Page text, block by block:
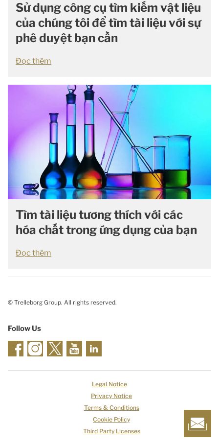
Sử dụng công cụ tìm kiếm vật liệu
của chúng tôi để tìm tài liệu với sự
phê duyệt bạn cần
Đọc thêm
Tìm tài liệu tương thích với các
hóa chất trong ứng dụng của bạn
Đọc thêm
© Trelleborg Group. All rights reserved.
Follow Us
Legal Notice
Privacy Notice
Terms & Conditions
Cookie Policy
Third Party Licenses